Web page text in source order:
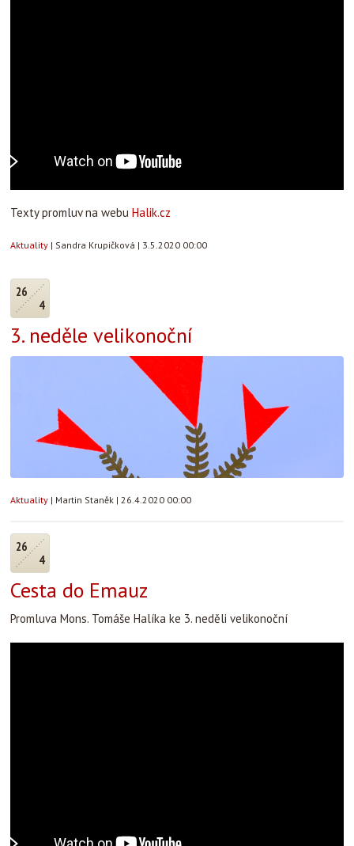
Texty promluv na webu Halik.cz
Aktuality | Sandra Krupičková | 3.5.2020 00:00
26
4
3. neděle velikonoční
Aktuality | Martin Staněk | 26.4.2020 00:00
26
4
Cesta do Emauz
Promluva Mons. Tomáše Halíka ke 3. neděli velikonoční